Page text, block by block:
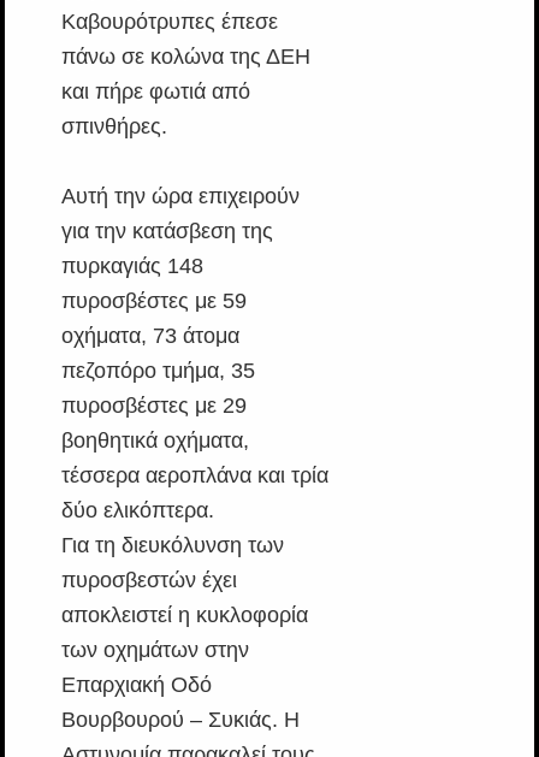
Καβουρότρυπες έπεσε
πάνω σε κολώνα της ΔΕΗ
και πήρε φωτιά από
σπινθήρες.
Αυτή την ώρα επιχειρούν
για την κατάσβεση της
πυρκαγιάς 148
πυροσβέστες με 59
οχήματα, 73 άτομα
πεζοπόρο τμήμα, 35
πυροσβέστες με 29
βοηθητικά οχήματα,
τέσσερα αεροπλάνα και τρία
δύο ελικόπτερα.
Για τη διευκόλυνση των
πυροσβεστών έχει
αποκλειστεί η κυκλοφορία
των οχημάτων στην
Επαρχιακή Οδό
Βουρβουρού – Συκιάς. Η